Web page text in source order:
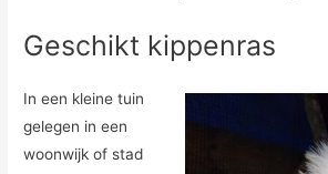
Geschikt kippenras
In een kleine tuin
gelegen in een
woonwijk of stad